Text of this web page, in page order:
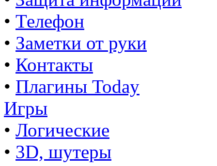
• Телефон
• Заметки от руки
• Контакты
• Плагины Today
Игры
• Логические
• 3D, шутеры